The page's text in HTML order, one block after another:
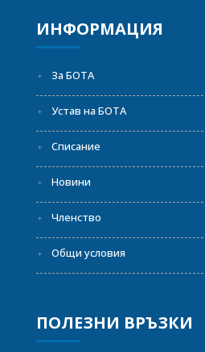
ИНФОРМАЦИЯ
За БОТА
Устав на БОТА
Списание
Новини
Членство
Общи условия
ПОЛЕЗНИ ВРЪЗКИ